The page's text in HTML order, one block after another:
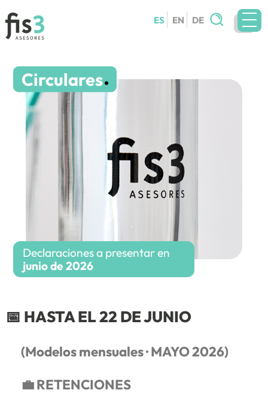
ES EN DE
Buscar:
SERVICIOS
CIRCULARES
TRABAJA CON NOSOTROS
Circulares
Declaraciones a presentar en
junio de 2026
📅 HASTA EL 22 DE JUNIO
(Modelos mensuales · MAYO 2026)
💼 RETENCIONES